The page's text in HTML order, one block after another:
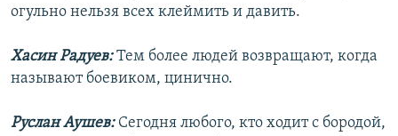
огульно нельзя всех клеймить и давить.
Хасин Радуев:Тем более людей возвращают, когда
называют боевиком, цинично.
Руслан Аушев:Сегодня любого, кто ходит с бородой,